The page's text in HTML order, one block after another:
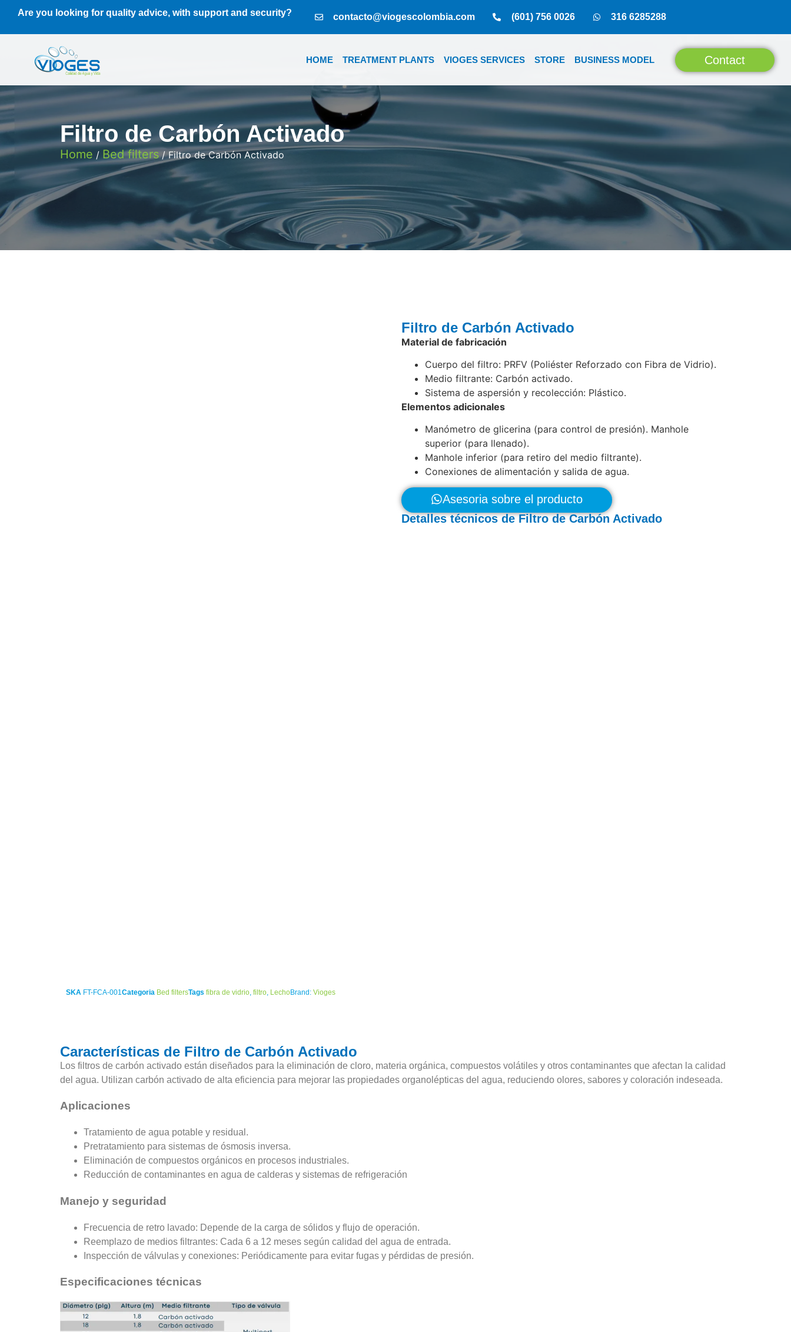
Are you looking for quality advice, with support and security? contacto@viogescolombia.com (601) 756 0026 316 6285288
HOME TREATMENT PLANTS VIOGES SERVICES STORE BUSINESS MODEL Contact
Filtro de Carbón Activado
Home / Bed filters/ Filtro de Carbón Activado
SKA FT-FCA-001 Categoria Bed filtersTags fibra de vidrio filtro LechoBrand: Vioges
Filtro de Carbón Activado
Material de fabricación
Cuerpo del filtro: PRFV (Poliéster Reforzado con Fibra de Vidrio).
Medio filtrante: Carbón activado.
Sistema de aspersión y recolección: Plástico.
Elementos adicionales
Manómetro de glicerina (para control de presión). Manhole
superior (para llenado).
Manhole inferior (para retiro del medio filtrante).
Conexiones de alimentación y salida de agua.
Asesoria sobre el producto
Detalles técnicos de Filtro de Carbón Activado
Características de Filtro de Carbón Activado
Los filtros de carbón activado están diseñados para la eliminación de cloro, materia orgánica, compuestos volátiles y otros contaminantes que afectan la calidad
del agua. Utilizan carbón activado de alta eficiencia para mejorar las propiedades organolépticas del agua, reduciendo olores, sabores y coloración indeseada.
Aplicaciones
Tratamiento de agua potable y residual.
Pretratamiento para sistemas de ósmosis inversa.
Eliminación de compuestos orgánicos en procesos industriales.
Reducción de contaminantes en agua de calderas y sistemas de refrigeración
Manejo y seguridad
Frecuencia de retro lavado: Depende de la carga de sólidos y flujo de operación.
Reemplazo de medios filtrantes: Cada 6 a 12 meses según calidad del agua de entrada.
Inspección de válvulas y conexiones: Periódicamente para evitar fugas y pérdidas de presión.
Especificaciones técnicas